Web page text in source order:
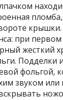
при
жесткий
Подделки
фольгой,
звуком или